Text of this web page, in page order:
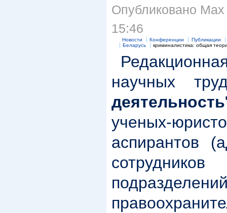
Опубликовано
15:46
Новости Конференции
Публикации
Беларусь
криминалистика: общая
научных
деятельность
ученых-
аспирантов